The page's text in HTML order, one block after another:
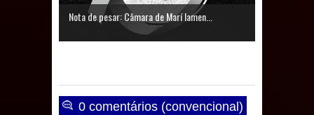
Nota de pesar: Câmara de Marí lamen...
0 comentários (convencional)